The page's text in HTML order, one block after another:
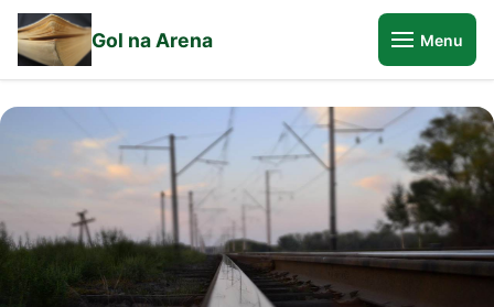
Gol na Arena Menu